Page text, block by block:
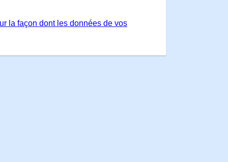
la façon dont les données de vos